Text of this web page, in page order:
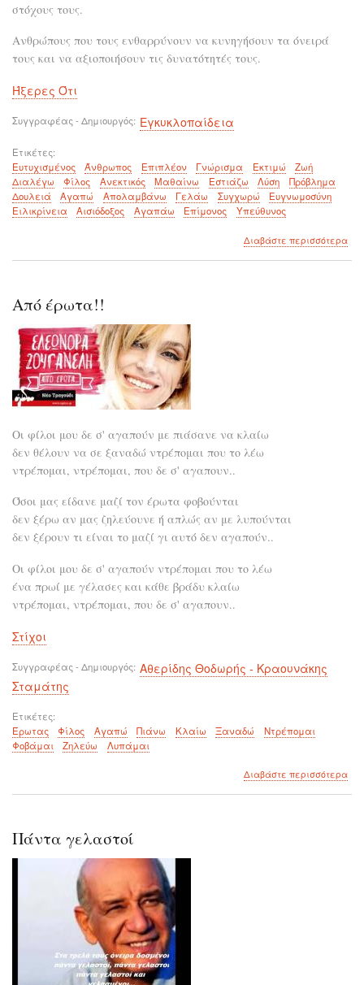
στόχους τους.
Ανθρώπους που τους ενθαρρύνουν να κυνηγήσουν τα όνειρά
τους και να αξιοποιήσουν τις δυνατότητές τους.
Ήξερες Ότι
Συγγραφέας - Δημιουργός Εγκυκλοπαίδεια
Ετικέτες
Ευτυχισμένος
Άνθρωπος Επιπλέον Γνώρισμα Εκτιμώ
Ζωή
Διαλέγω
Φίλος Ανεκτικός Μαθαίνω Εστιάζω Λύση
Πρόβλημα
Δουλειά
Αγαπώ Απολαμβάνω Γελάω Συγχωρώ
Ευγνωμοσύνη
Ειλικρίνεια
Αισιόδοξος Αγαπάω Επίμονος Υπεύθυνος
Διαβάστε περισσότεραγια
Από έρωτα!!
Οι φίλοι μου δε σ' αγαπούν με πιάσανε να κλαίω
δεν θέλουν να σε ξαναδώ ντρέπομαι που το λέω
ντρέπομαι, ντρέπομαι, που δε σ' αγαπουν..
Όσοι μας είδανε μαζί τον έρωτα φοβούνται
δεν ξέρω αν μας ζηλεύουνε ή απλώς αν με λυπούνται
δεν ξέρουν τι είναι το μαζί γι αυτό δεν αγαπούν..
Οι φίλοι μου δε σ' αγαπούν ντρέπομαι που το λέω
ένα πρωί με γέλασες και κάθε βράδυ κλαίω
ντρέπομαι, ντρέπομαι, που δε σ' αγαπουν..
Στίχοι
Συγγραφέας - Δημιουργός Αθερίδης Θοδωρής - Κραουνάκης
Σταμάτης
Ετικέτες
Έρωτας
Φίλος Αγαπώ Πιάνω Κλαίω Ξαναδώ
Ντρέπομαι
Φοβάμαι
Ζηλεύω Λυπάμαι
Διαβάστε περισσότεραγια
Πάντα γελαστοί